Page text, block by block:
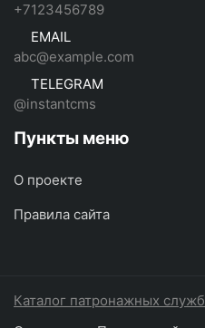
+7123456789
EMAIL
abc@example.com
TELEGRAM
@instantcms
Пункты меню
О проекте
Правила сайта
Каталог патронажных служб